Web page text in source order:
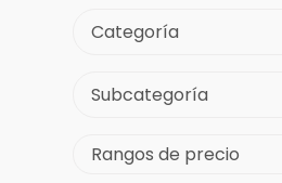
Hogar
Categoría
Línea Marrón
Subcategoría
Ventiladores
Protectores de voltaje
Rangos de precio